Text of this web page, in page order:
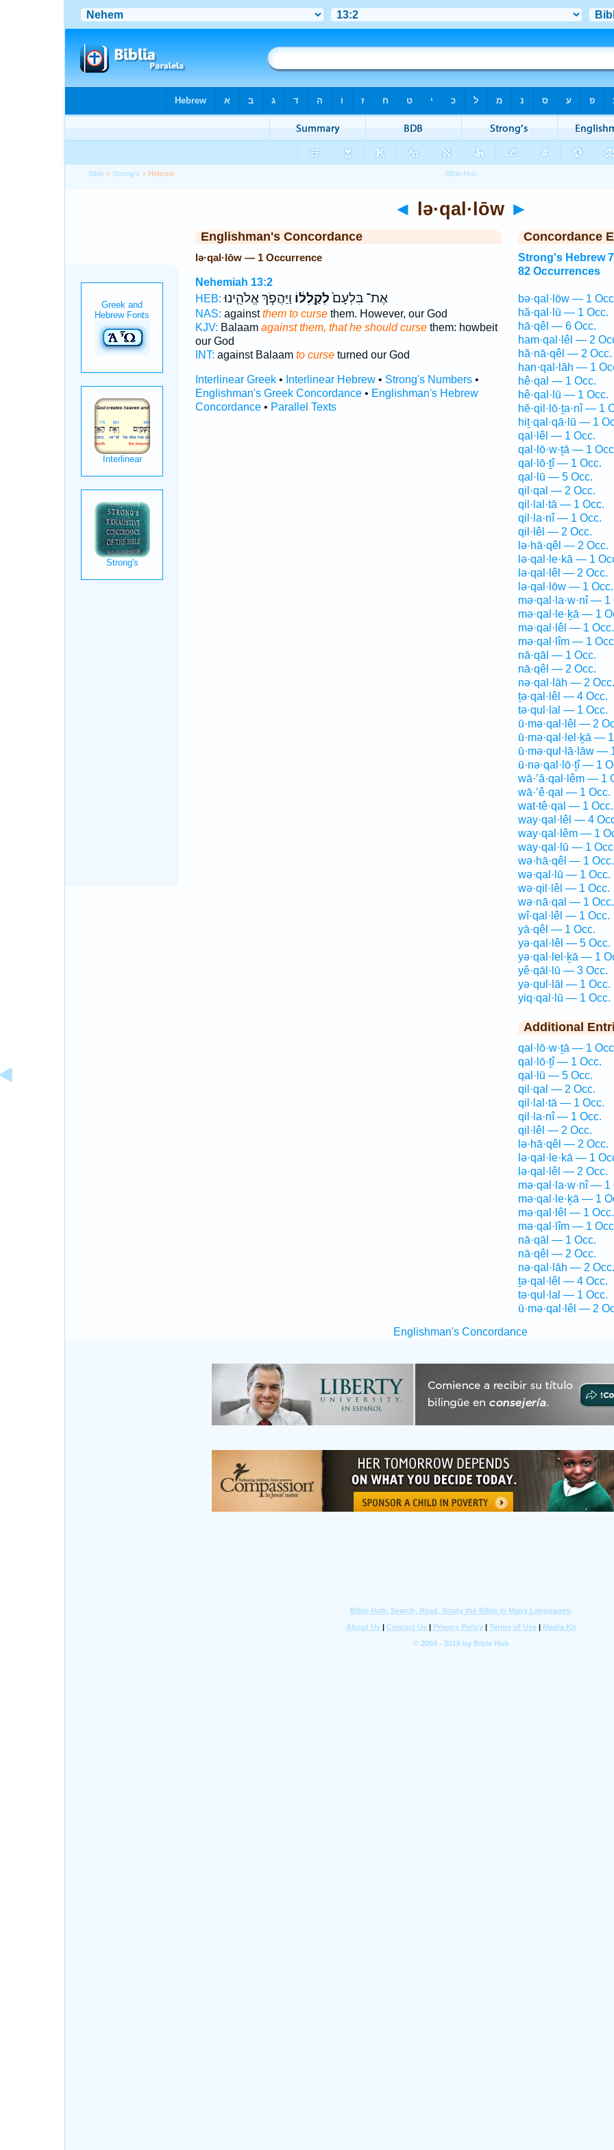
Bible > Strong's > Hebrew
◄ lə·qal·lōw ►
Englishman's Concordance
lə·qal·lōw — 1 Occurrence
Nehemiah 13:2
HEB:
אֶת־ בִּלְעָם֙לְקַֽלְל֔וֹ וַיַּהֲפֹ֧ךְ אֱלֹהֵ֛ינוּ
NAS: againstthem to cursethem. However, our God
KJV: Balaam against them, that he should cursethem: howbeit
our God
INT: against Balaam to curseturned our God
Interlinear Greek• Interlinear Hebrew• Strong's Numbers•
Englishman's Greek Concordance• Englishman's Hebrew
Concordance• Parallel Texts
Concordance
Strong's Hebrew
82 Occurrences
bə·qal·lōw — 1
hă·qal·lū — 1 Occ.
hā·qêl — 6 Occ.
ham·qal·lêl — 2
hă·nā·qêl — 2 Occ.
han·qal·lāh — 1
hê·qal — 1 Occ.
hê·qal·lū — 1 Occ.
hĕ·qil·lō·ṯa·nî — 1
hiṯ·qal·qā·lū — 1
qal·lêl — 1 Occ.
qal·lō·w·ṯā — 1
qal·lō·ṯî — 1 Occ.
qal·lū — 5 Occ.
qil·qal — 2 Occ.
qil·lal·tā — 1 Occ.
qil·la·nî — 1 Occ.
qil·lêl — 2 Occ.
lə·hā·qêl — 2 Occ.
lə·qal·le·kā — 1
lə·qal·lêl — 2 Occ.
lə·qal·lōw — 1 Occ.
mə·qal·la·w·nî — 1
mə·qal·le·ḵā — 1
mə·qal·lêl — 1 Occ.
mə·qal·lîm — 1
nā·qāl — 1 Occ.
nā·qêl — 2 Occ.
nə·qal·lāh — 2 Occ.
ṯə·qal·lêl — 4 Occ.
tə·qul·lal — 1 Occ.
ū·mə·qal·lêl — 2
ū·mə·qal·lel·ḵā —
ū·mə·qul·lā·lāw —
ū·nə·qal·lō·ṯî — 1
wā·’ă·qal·lêm — 1
wā·’ê·qal — 1 Occ.
wat·tê·qal — 1 Occ.
way·qal·lêl — 4
way·qal·lêm — 1
way·qal·lū — 1
wə·hā·qêl — 1 Occ.
wə·qal·lū — 1 Occ.
wə·qil·lêl — 1 Occ.
wə·nā·qal — 1 Occ.
wî·qal·lêl — 1 Occ.
yā·qêl — 1 Occ.
yə·qal·lêl — 5 Occ.
yə·qal·lel·ḵā — 1
yê·qāl·lū — 3 Occ.
yə·qul·lāl — 1 Occ.
yiq·qal·lū — 1 Occ.
Additional
qal·lō·w·ṯā — 1
qal·lō·ṯî — 1 Occ.
qal·lū — 5 Occ.
qil·qal — 2 Occ.
qil·lal·tā — 1 Occ.
qil·la·nî — 1 Occ.
qil·lêl — 2 Occ.
lə·hā·qêl — 2 Occ.
lə·qal·le·kā — 1
lə·qal·lêl — 2 Occ.
mə·qal·la·w·nî — 1
mə·qal·le·ḵā — 1
mə·qal·lêl — 1 Occ.
mə·qal·lîm — 1
nā·qāl — 1 Occ.
nā·qêl — 2 Occ.
nə·qal·lāh — 2 Occ.
ṯə·qal·lêl — 4 Occ.
tə·qul·lal — 1 Occ.
ū·mə·qal·lêl — 2
Englishman's Concordance